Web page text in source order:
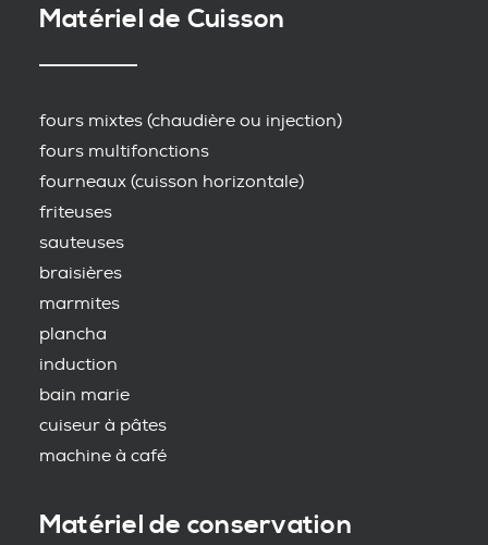
Matériel de Cuisson
fours mixtes (chaudière ou injection)
fours multifonctions
fourneaux (cuisson horizontale)
friteuses
sauteuses
braisières
marmites
plancha
induction
bain marie
cuiseur à pâtes
machine à café
Matériel de conservation